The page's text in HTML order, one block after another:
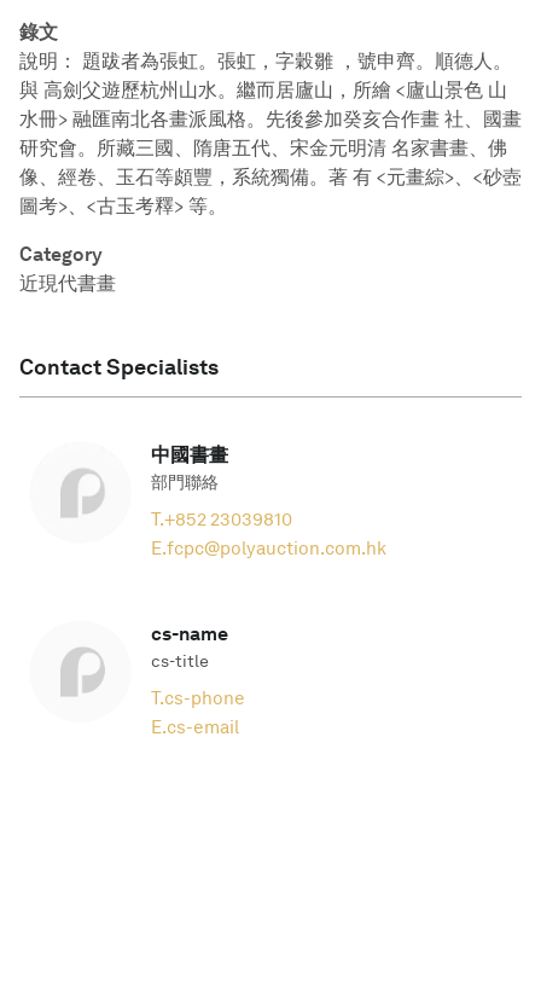
錄文
說明： 題跋者為張虹。張虹，字穀雛 ，號申齊。順德人。
與 高劍父遊歷杭州山水。繼而居廬山，所繪 <廬山景色 山
水冊> 融匯南北各畫派風格。先後參加癸亥合作畫 社、國畫
研究會。所藏三國、隋唐五代、宋金元明清 名家書畫、佛
像、經卷、玉石等頗豐，系統獨備。著 有 <元畫綜>、<砂壺
圖考>、<古玉考釋> 等。
Category
近現代書畫
Contact Specialists
中國書畫
部門聯絡
T.+852 23039810
E.fcpc@polyauction.com.hk
cs-name
cs-title
T.cs-phone
E.cs-email